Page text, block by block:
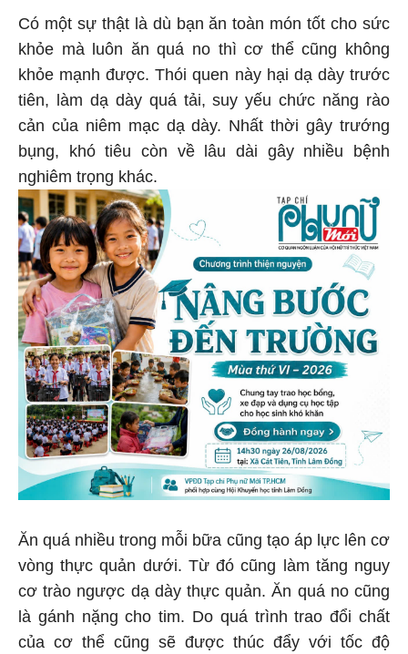
Có một sự thật là dù bạn ăn toàn món tốt cho sức
khỏe mà luôn ăn quá no thì cơ thể cũng không
khỏe mạnh được. Thói quen này hại dạ dày trước
tiên, làm dạ dày quá tải, suy yếu chức năng rào
cản của niêm mạc dạ dày. Nhất thời gây trướng
bụng, khó tiêu còn về lâu dài gây nhiều bệnh
nghiêm trọng khác.
Ăn quá nhiều trong mỗi bữa cũng tạo áp lực lên cơ
vòng thực quản dưới. Từ đó cũng làm tăng nguy
cơ trào ngược dạ dày thực quản. Ăn quá no cũng
là gánh nặng cho tim. Do quá trình trao đổi chất
của cơ thể cũng sẽ được thúc đẩy với tốc độ